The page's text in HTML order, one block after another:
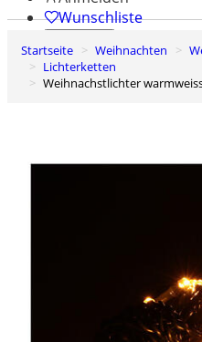
Wunschliste
0
Warenkorb
Startseite Weihnachten
Lichterketten
Weihnachstlichter